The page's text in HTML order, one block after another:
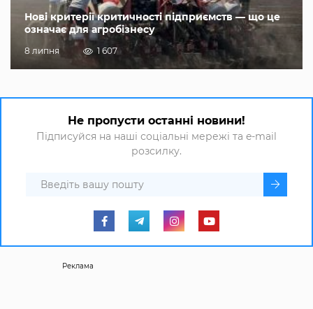
Нові критерії критичності підприємств — що це
означає для агробізнесу
8 липня 1 607
Не пропусти останні новини!
Підписуйся на наші соціальні мережі та e-mail
розсилку.
Реклама